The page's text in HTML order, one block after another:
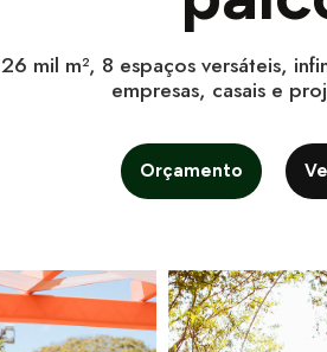
26 mil m², 8 espaços versáteis,
empresas, casais e
Orçamento